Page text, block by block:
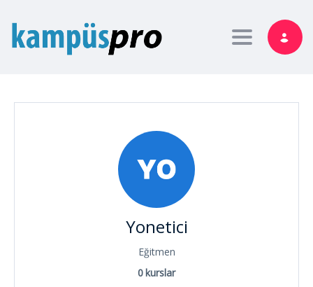
Toggle
Yonetici
Eğitmen
0kurslar